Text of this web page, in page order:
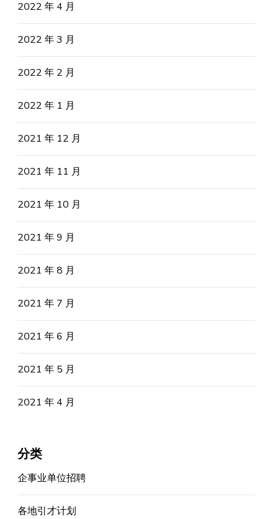
2022 年 4 月
2022 年 3 月
2022 年 2 月
2022 年 1 月
2021 年 12 月
2021 年 11 月
2021 年 10 月
2021 年 9 月
2021 年 8 月
2021 年 7 月
2021 年 6 月
2021 年 5 月
2021 年 4 月
分类
企事业单位招聘
各地引才计划